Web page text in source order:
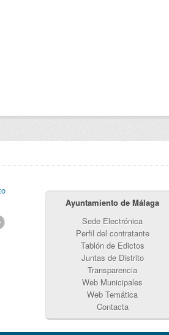
Ayuntamiento de Málaga
Sede Electrónica
Perfil del contratante
Tablón de Edictos
Juntas de Distrito
Transparencia
Web Municipales
Web Temática
Contacta